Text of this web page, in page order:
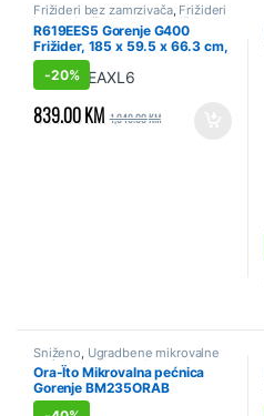
Frižideri bez zamrzivača, Frižideri
i zamrzivači ,Hlađenje, Sniženo
R619EES5 Gorenje G400
Frižider, 185 x 59.5 x 66.3 cm,
Siva
-20%
839.00KM 1,049.00KM
Sniženo Ugradbene mikrovalne
pećnice ,Ugradbeni aparati
Ora-Ïto Mikrovalna pećnica
Gorenje BM235ORAB